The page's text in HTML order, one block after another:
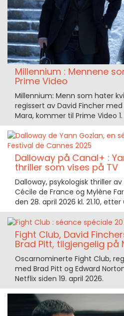
Millennium : Mennene
Prime Video
Millennium: Menn som hater
regissert av David Fincher
Mara, kommer til Prime Video
Dalloway på Canal+ :
thriller som vises på TV
Dalloway, psykologisk thriller
Cécile de France og Mylène
den 28. april 2026 kl. 21.10,
Fight Club, David
Brad Pitt, tilgjengelig på
Oscarnominerte Fight Club,
med Brad Pitt og Edward
Netflix siden 19. april 2026.